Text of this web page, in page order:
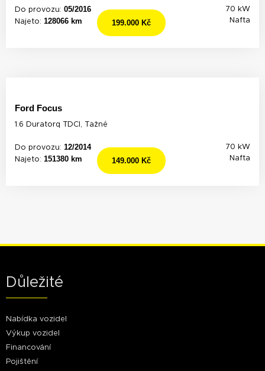
Do provozu: 05/2016
Najeto: 128066 km
70 kW
Nafta
199.000 Kč
Ford Focus
1.6 Duratorq TDCI, Tažné
Do provozu: 12/2014
Najeto: 151380 km
70 kW
Nafta
149.000 Kč
Důležité
Nabídka vozidel
Výkup vozidel
Financování
Pojištění